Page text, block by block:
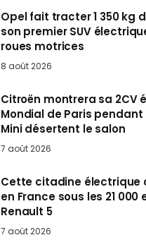
Opel fait tracter 1 350 kg
son premier SUV
roues motrices
8 août 2026
Citroën montrera sa 2CV
Mondial de Paris pendant
Mini désertent le salon
7 août 2026
Cette citadine électrique
en France sous les 21 000
Renault 5
7 août 2026